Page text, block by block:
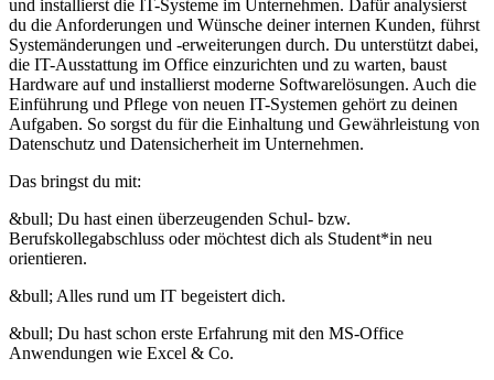
und installierst die IT-Systeme im Unternehmen. Dafür analysierst
du die Anforderungen und Wünsche deiner internen Kunden, führst
Systemänderungen und -erweiterungen durch. Du unterstützt dabei,
die IT-Ausstattung im Office einzurichten und zu warten, baust
Hardware auf und installierst moderne Softwarelösungen. Auch die
Einführung und Pflege von neuen IT-Systemen gehört zu deinen
Aufgaben. So sorgst du für die Einhaltung und Gewährleistung von
Datenschutz und Datensicherheit im Unternehmen.
Das bringst du mit:
&bull; Du hast einen überzeugenden Schul- bzw.
Berufskollegabschluss oder möchtest dich als Student*in neu
orientieren.
&bull; Alles rund um IT begeistert dich.
&bull; Du hast schon erste Erfahrung mit den MS-Office
Anwendungen wie Excel & Co.